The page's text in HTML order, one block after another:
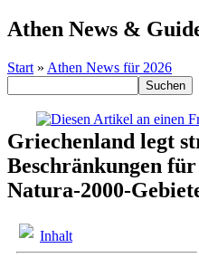
Athen News &
Start » Athen News für 2026
Griechenland legt
Beschränkungen
Natura-2000-
Inhalt